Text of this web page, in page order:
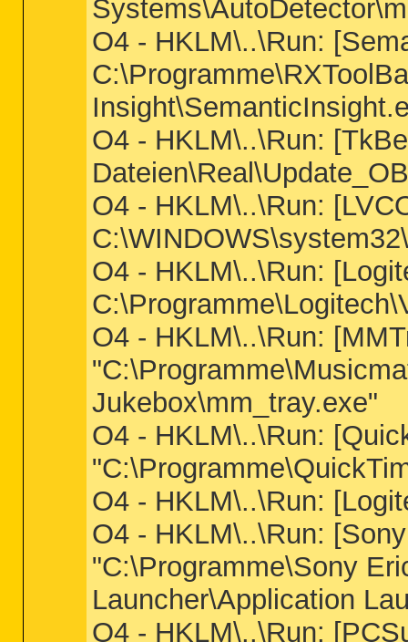
O4 - HKLM\..\Run:
O4 - HKLM\..\Run:
O4 - HKLM\..\Run:
O4 - HKLM\..\Run:
O4 - HKLM\..\Run:
Jukebox\mm_tray.exe"
O4 - HKLM\..\Run:
O4 - HKLM\..\Run:
O4 - HKLM\..\Run:
"C:\Programme\Sony
Launcher\Application
O4 - HKLM\..\Run: